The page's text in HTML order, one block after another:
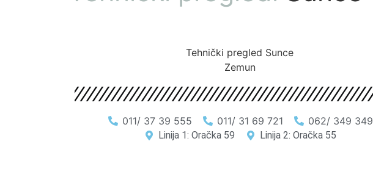
Tehnički pregled Sunce
Zemun
011/ 37 39 555 011/ 31 69 721 062/ 349 349
Linija 1: Oračka 59 Linija 2: Oračka 55